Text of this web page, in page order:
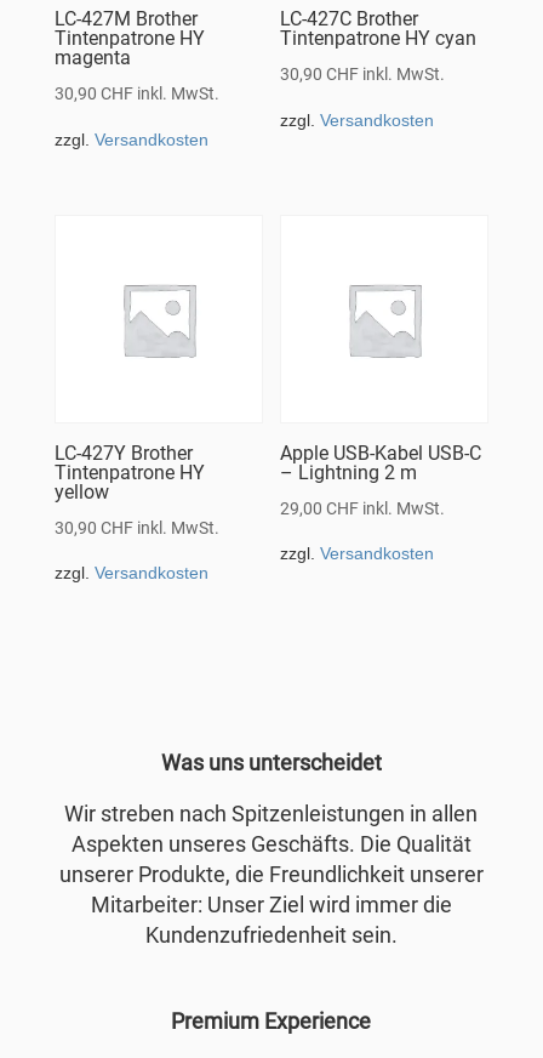
LC-427M Brother
Tintenpatrone HY
magenta
30,90 CHF inkl. MwSt.
zzgl. Versandkosten
LC-427C Brother
Tintenpatrone HY cyan
30,90CHF inkl. MwSt.
zzgl.Versandkosten
LC-427Y Brother
Tintenpatrone HY
yellow
30,90 CHF inkl. MwSt.
zzgl. Versandkosten
Apple USB-Kabel USB-C
– Lightning 2 m
29,00CHF inkl. MwSt.
zzgl.Versandkosten
Was uns unterscheidet
Wir streben nach Spitzenleistungen in allen
Aspekten unseres Geschäfts. Die Qualität
unserer Produkte, die Freundlichkeit unserer
Mitarbeiter: Unser Ziel wird immer die
Kundenzufriedenheit sein.
Premium Experience